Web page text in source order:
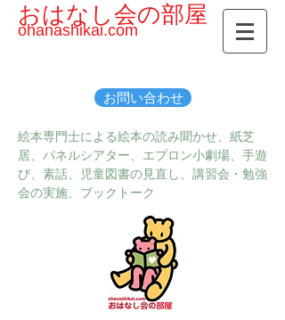
おはなし会の部屋
ohanashikai.com
お問い合わせ
絵本専門士による絵本の読み聞かせ、紙芝
居、パネルシアター、エプロン小劇場、手遊
び、素話、児童図書の見直し、講習会・勉強
会の実施、ブックトーク